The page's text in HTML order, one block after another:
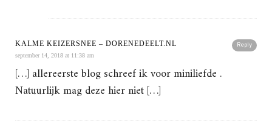
Reply
KALME KEIZERSNEE – DORENEDEELT.NL
september 14, 2018 at 11:38 am
[…] allereerste blog schreef ik voor miniliefde .
Natuurlijk mag deze hier niet […]